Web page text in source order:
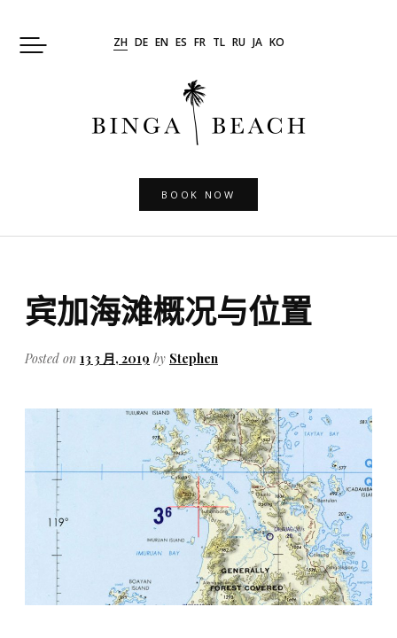
ZH DE EN ES FR TL RU JA KO
BOOK NOW
宾加海滩概况与位置
Posted on 13 3 月, 2019 by Stephen